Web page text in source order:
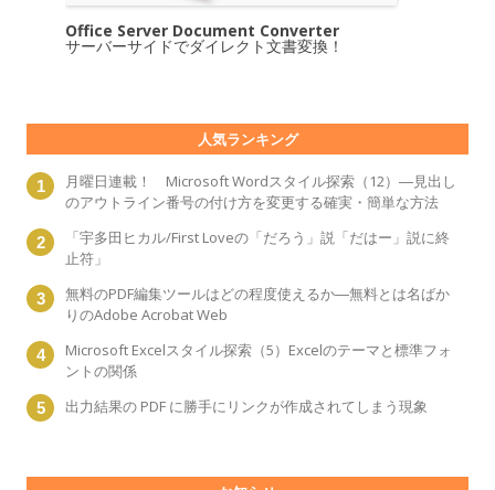
Office Server Document Converter
サーバーサイドでダイレクト文書変換！
人気ランキング
月曜日連載！ Microsoft Wordスタイル探索（12）―見出し
のアウトライン番号の付け方を変更する確実・簡単な方法
「宇多田ヒカル/First Loveの「だろう」説「だはー」説に終
止符」
無料のPDF編集ツールはどの程度使えるか―無料とは名ばか
りのAdobe Acrobat Web
Microsoft Excelスタイル探索（5）Excelのテーマと標準フォ
ントの関係
出力結果の PDF に勝手にリンクが作成されてしまう現象